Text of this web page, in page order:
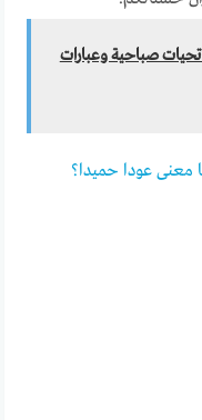
صباحية وعبارات
معنى عودا حميدا؟